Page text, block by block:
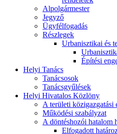
Alpolgármester
Jegyző
Ügyfélfogadás
Részlegek
Urbanisztikai és
Építési
Helyi Tanács
Tanácsosok
Tanácsgyűlések
Helyi Hivatalos Közlöny
A területi közigazgatási
Működési szabályzat
A döntéshozói hatalom
Elfogadott